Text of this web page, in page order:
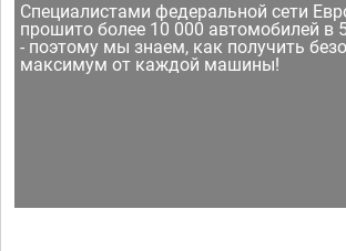
Специалистами федеральной сети
прошито более 10 000 автомобилей в
- поэтому мы знаем, как получить
максимум от каждой машины!